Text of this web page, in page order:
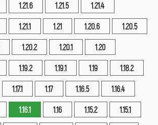
1.21.6 1.21.5 1.21.4
1.21.1 1.21 1.20.6 1.20.5
1.20.2 1.20.1 1.20
1.19.2 1.19.1 1.19 1.18.2
1.17.1 1.17 1.16.5 1.16.4
1.16.1 1.16 1.15.2 1.15.1